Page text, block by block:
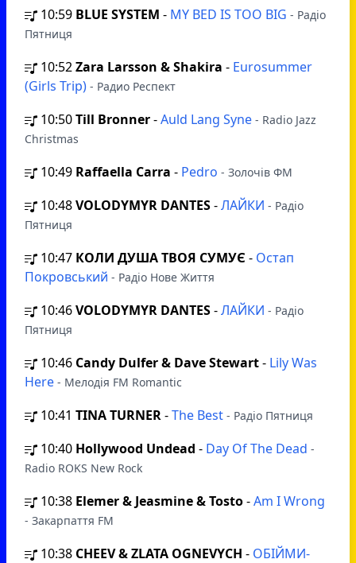
10:59 BLUE SYSTEM - MY BED IS TOO BIG - Радіо
Пятниця
10:52Zara Larsson & Shakira - Eurosummer
(Girls Trip) - Радио Респект
10:50Till Bronner-Auld Lang Syne - Radio Jazz
Christmas
10:49 Raffaella Carra - Pedro - Золочів ФМ
10:48VOLODYMYR DANTES-ЛАЙКИ - Радіо
Пятниця
10:47 КОЛИ ДУША ТВОЯ СУМУЄ - Остап
Покровський - Радіо Нове Життя
10:46VOLODYMYR DANTES-ЛАЙКИ - Радіо
Пятниця
10:46 Candy Dulfer & Dave Stewart- Lily Was
Here - Мелодія FM Romantic
10:41 TINA TURNER-The Best - Радіо Пятниця
10:40 Hollywood Undead - Day Of The Dead -
Radio ROKS New Rock
10:38 Elemer & Jeasmine & Tosto-Am I Wrong
- Закарпаття FM
10:38 CHEEV & ZLATA OGNEVYCH - ОБІЙМИ-